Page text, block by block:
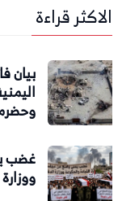
الاكثر قراءة
بيان
غضب